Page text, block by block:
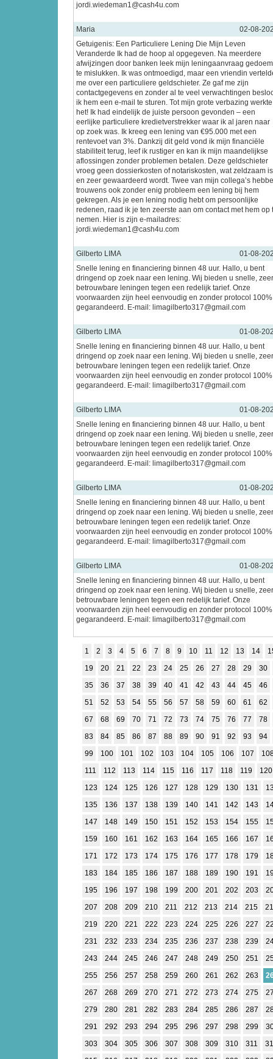
jordi.wiedeman1@cash4u.com
Maria
02-08-
Getuigenis: Een Particuliere Lening Die Mijn Leven
Veranderde Ik had de hoop al opgegeven. Na meerdere
afwijzingen door banken leek mijn leningaanvraag
te mislukken. Ik was ontmoedigd, maar een vriendin
me over een particuliere geldschieter. Ze gaf me zijn
contactgegevens en zonder al te veel verwachtingen
ik hem een e-mail te sturen. Tot mijn grote verbazing werkte
het! Ik had eindelijk de juiste persoon gevonden – een
eerlijke particuliere kredietverstrekker waar ik al jaren naar
op zoek was. Ik kreeg een lening van €95.000 met een
rentevoet van 3%. Dankzij dit geld vond ik mijn financiële
stabiliteit terug, leef ik rustiger en kan ik mijn maandelijkse
aflossingen zonder problemen betalen. Deze geldschieter
vroeg geen dossierkosten of notariskosten, wat zeldzaam is
en zeer gewaardeerd wordt. Twee van mijn collega’s
trouwens ook zonder enig probleem een lening bij hem
gekregen. Als je een lening nodig hebt om persoonlijke
redenen, raad ik je ten zeerste aan om contact met hem op
nemen. Hier is zijn e-mailadres:
jordi.wiedeman1@cash4u.com
Gilberto LIMA
01-08-
Snelle lening en financiering binnen 48 uur. Hallo, u bent
dringend op zoek naar een lening. Wij bieden u snelle, zeer
betrouwbare leningen tegen een redelijk tarief. Onze
voorwaarden zijn heel eenvoudig en zonder protocol 100%
gegarandeerd. E-mail: limagilberto317@gmail.com
Gilberto LIMA
01-08-
Snelle lening en financiering binnen 48 uur. Hallo, u bent
dringend op zoek naar een lening. Wij bieden u snelle, zeer
betrouwbare leningen tegen een redelijk tarief. Onze
voorwaarden zijn heel eenvoudig en zonder protocol 100%
gegarandeerd. E-mail: limagilberto317@gmail.com
Gilberto LIMA
01-08-
Snelle lening en financiering binnen 48 uur. Hallo, u bent
dringend op zoek naar een lening. Wij bieden u snelle, zeer
betrouwbare leningen tegen een redelijk tarief. Onze
voorwaarden zijn heel eenvoudig en zonder protocol 100%
gegarandeerd. E-mail: limagilberto317@gmail.com
Gilberto LIMA
01-08-
Snelle lening en financiering binnen 48 uur. Hallo, u bent
dringend op zoek naar een lening. Wij bieden u snelle, zeer
betrouwbare leningen tegen een redelijk tarief. Onze
voorwaarden zijn heel eenvoudig en zonder protocol 100%
gegarandeerd. E-mail: limagilberto317@gmail.com
Gilberto LIMA
01-08-
Snelle lening en financiering binnen 48 uur. Hallo, u bent
dringend op zoek naar een lening. Wij bieden u snelle, zeer
betrouwbare leningen tegen een redelijk tarief. Onze
voorwaarden zijn heel eenvoudig en zonder protocol 100%
gegarandeerd. E-mail: limagilberto317@gmail.com
1 2 3 4 5 6 7 8 9 10 11 12 13 14
19
20 21 22 23 24 25 26 27 28 29
30
35
36 37 38 39 40 41 42 43 44 45
46
51
52 53 54 55 56 57 58 59 60 61
62
67
68 69 70 71 72 73 74 75 76 77
78
83
84 85 86 87 88 89 90 91 92 93
94
99
100 101 102 103 104 105 106 107
111
112 113 114 115 116 117 118 119
120
123
124 125 126 127 128 129 130 131
135
136 137 138 139 140 141 142 143
147
148 149 150 151 152 153 154 155
159
160 161 162 163 164 165 166 167
171
172 173 174 175 176 177 178 179
183
184 185 186 187 188 189 190 191
195
196 197 198 199 200 201 202 203
207
208 209 210 211 212 213 214 215
219
220 221 222 223 224 225 226 227
231
232 233 234 235 236 237 238 239
243
244 245 246 247 248 249 250 251
255
256 257 258 259 260 261 262 263
267
268 269 270 271 272 273 274 275
279
280 281 282 283 284 285 286 287
291
292 293 294 295 296 297 298 299
303
304 305 306 307 308 309 310 311